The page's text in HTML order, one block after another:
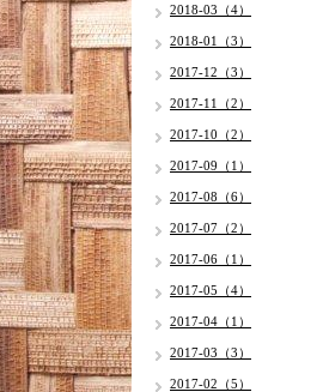
2018-03（4）
2018-01（3）
2017-12（3）
2017-11（2）
2017-10（2）
2017-09（1）
2017-08（6）
2017-07（2）
2017-06（1）
2017-05（4）
2017-04（1）
2017-03（3）
2017-02（5）